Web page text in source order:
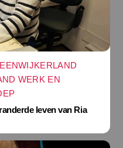
WERK EN
leven van Ria